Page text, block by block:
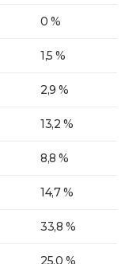
0 %
1,5 %
2,9 %
13,2 %
8,8 %
14,7 %
33,8 %
25,0 %